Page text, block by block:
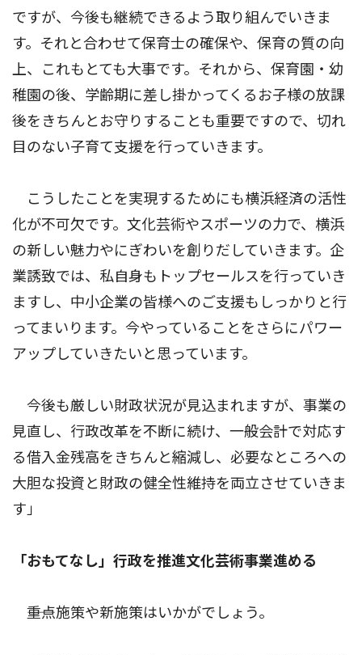
ですが、今後も継続できるよう取り組んでいきま
す。それと合わせて保育士の確保や、保育の質の向
上、これもとても大事です。それから、保育園・幼
稚園の後、学齢期に差し掛かってくるお子様の放課
後をきちんとお守りすることも重要ですので、切れ
目のない子育て支援を行っていきます。
こうしたことを実現するためにも横浜経済の活性
化が不可欠です。文化芸術やスポーツの力で、横浜
の新しい魅力やにぎわいを創りだしていきます。企
業誘致では、私自身もトップセールスを行っていき
ますし、中小企業の皆様へのご支援もしっかりと行
ってまいります。今やっていることをさらにパワー
アップしていきたいと思っています。
今後も厳しい財政状況が見込まれますが、事業の
見直し、行政改革を不断に続け、一般会計で対応す
る借入金残高をきちんと縮減し、必要なところへの
大胆な投資と財政の健全性維持を両立させていきま
す」
「おもてなし」行政を推進文化芸術事業進める
――重点施策や新施策はいかがでしょう。